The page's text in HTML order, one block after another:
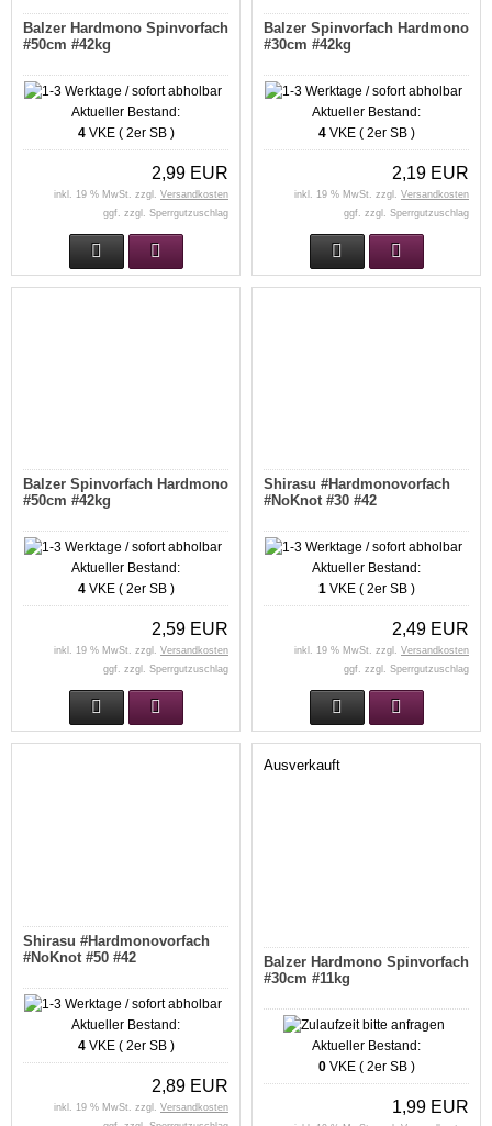
Balzer Hardmono Spinvorfach
#50cm #42kg
Aktueller Bestand:
4VKE ( 2er SB )
2,99 EUR
inkl. 19 % MwSt. zzgl. Versandkosten
ggf. zzgl. Sperrgutzuschlag
Balzer Spinvorfach Hardmono
#30cm #42kg
Aktueller Bestand:
4VKE ( 2er SB )
2,19 EUR
inkl. 19 % MwSt. zzgl. Versandkosten
ggf. zzgl. Sperrgutzuschlag
Balzer Spinvorfach Hardmono
#50cm #42kg
Aktueller Bestand:
4VKE ( 2er SB )
2,59 EUR
inkl. 19 % MwSt. zzgl. Versandkosten
ggf. zzgl. Sperrgutzuschlag
Shirasu #Hardmonovorfach
#NoKnot #30 #42
Aktueller Bestand:
1VKE ( 2er SB )
2,49 EUR
inkl. 19 % MwSt. zzgl. Versandkosten
ggf. zzgl. Sperrgutzuschlag
Shirasu #Hardmonovorfach
#NoKnot #50 #42
Aktueller Bestand:
4VKE ( 2er SB )
2,89 EUR
inkl. 19 % MwSt. zzgl. Versandkosten
Ausverkauft
Balzer Hardmono Spinvorfach
#30cm #11kg
Aktueller Bestand:
0VKE ( 2er SB )
1,99 EUR